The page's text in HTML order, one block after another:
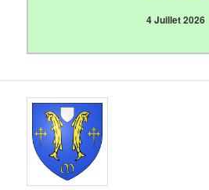
4 Juillet 2026